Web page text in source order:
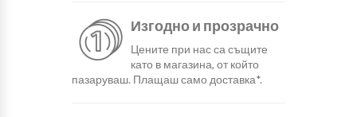
Изгодно и прозрачно
Цените при нас са същите
като в магазина, от който
пазаруваш. Плащаш само доставка*.